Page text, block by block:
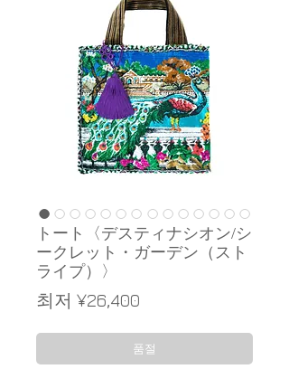
トート〈デスティナシオン/シ
ークレット・ガーデン（スト
ライプ）〉
최저 ¥26,400
가
품절